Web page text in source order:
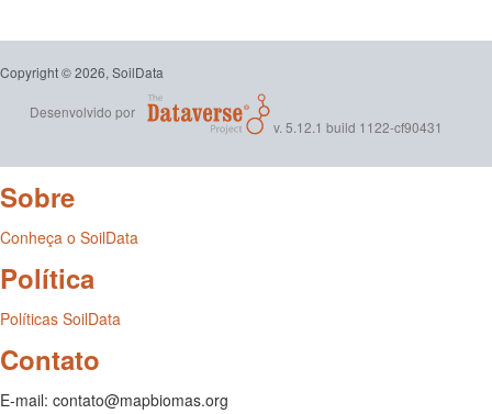
Copyright © 2026, SoilData
Desenvolvido por
v. 5.12.1 build 1122-cf90431
Sobre
Conheça o SoilData
Política
Políticas SoilData
Contato
E-mail: contato@mapbiomas.org